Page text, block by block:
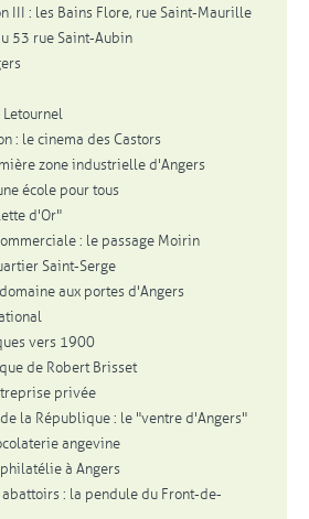
III : les Bains Flore, rue Saint-Maurille
53 rue Saint-Aubin
Letournel
: le cinema des Castors
zone industrielle d'Angers
école pour tous
d'Or"
: le passage Moirin
Saint-Serge
aux portes d'Angers
vers 1900
de Robert Brisset
privée
la République : le "ventre d'Angers"
angevine
à Angers
: la pendule du Front-de-